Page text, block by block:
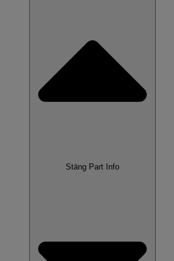
Stäng Part Info